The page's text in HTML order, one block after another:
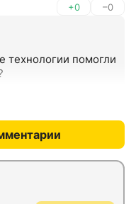
+0 –0
технологии помогли